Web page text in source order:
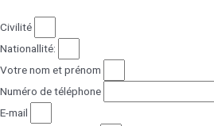
Civilité
Nationallité:
Votre nom et prénom
Numéro de téléphone
E-mail